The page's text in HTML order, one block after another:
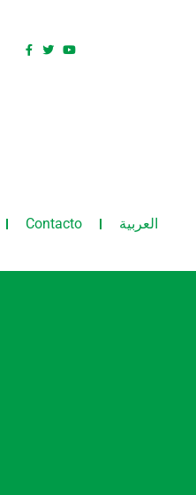
Contacto العربية